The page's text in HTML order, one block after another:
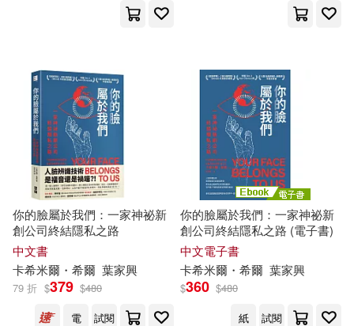
Kakali(1)
Majumdar(1)
Morton I. (PHT)/ Hill(1)
出版社 (可複選)
Ingram(4) warner music(2)
寶鼎(2)
你的臉屬於我們：一家神祕新
創公司終結隱私之路
中文書
卡希米爾・希爾 葉家興
79 折 $379 $480
電
試閱
你的臉屬於我們：一家神祕新
創公司終結隱私之路 (電子書)
中文電子書
卡希米爾・希爾 葉家興
$360 $480
紙
試閱